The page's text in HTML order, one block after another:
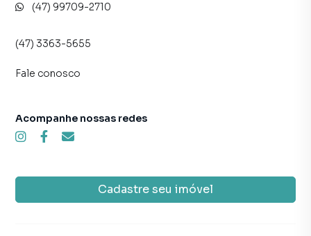
(47) 99709-2710
(47) 3363-5655
Fale conosco
Cadastre seu imóvel
Acompanhe nossas redes